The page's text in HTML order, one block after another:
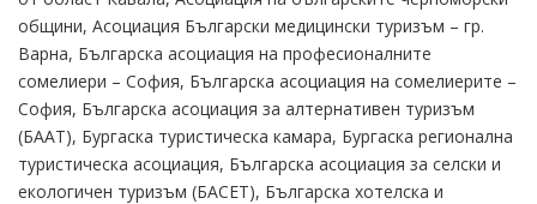
общини, Асоциация Български медицински туризъм – гр.
Варна, Българска асоциация на професионалните
сомелиери – София, Българска асоциация на сомелиерите –
София, Българска асоциация за алтернативен туризъм
(БААТ), Бургаска туристическа камара, Бургаска регионална
туристическа асоциация, Българска асоциация за селски и
екологичен туризъм (БАСЕТ), Българска хотелска и